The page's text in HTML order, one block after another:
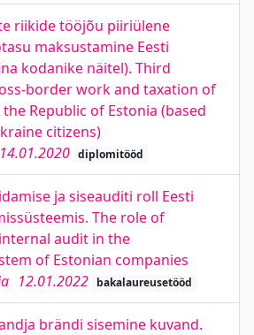
riikide tööjõu piiriülene
maksustamine Eesti
kodanike näitel). Third
border work and taxation of
Republic of Estonia (based
citizens)
14.01.2020 diplomitööd
ja siseauditi roll Eesti
The role of
audit in the
of Estonian companies
12.01.2022 bakalaureusetööd
brändi sisemine kuvand.